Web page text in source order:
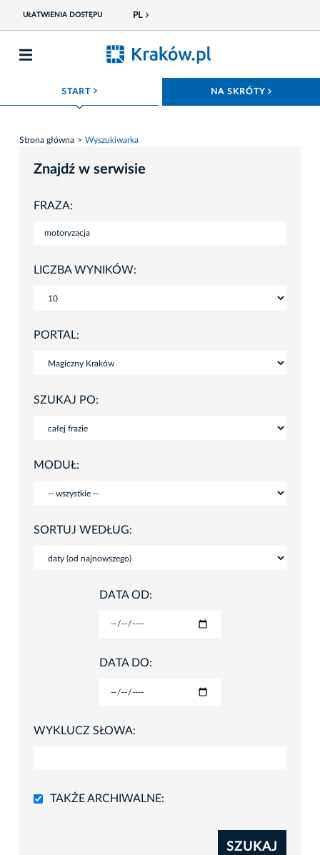
UŁATWIENIA DOSTĘPU PL
START ROZWIŃ MENU NA SKRÓTY
Strona główna Wyszukiwarka
Znajdź w serwisie
FRAZA:
LICZBA WYNIKÓW:
PORTAL:
SZUKAJ PO:
MODUŁ:
SORTUJ WEDŁUG:
DATA OD:
DATA DO:
WYKLUCZ SŁOWA:
TAKŻE ARCHIWALNE:
SZUKAJ